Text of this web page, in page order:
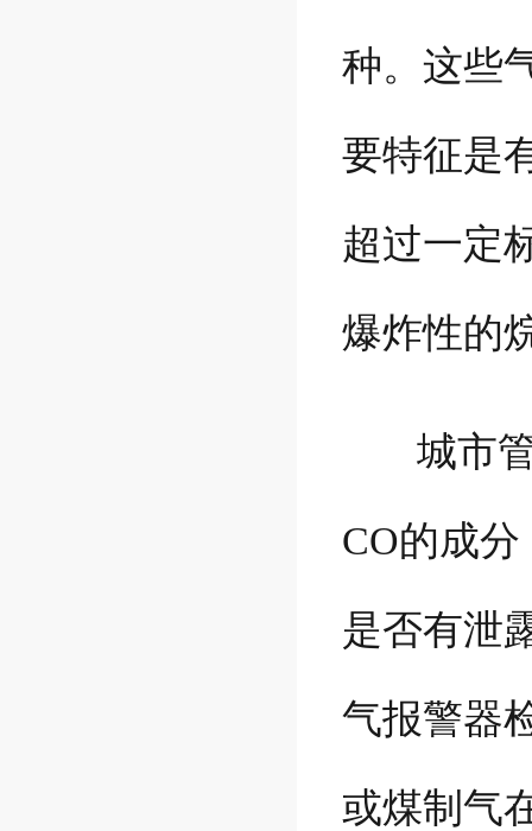
种。这些
要特征是
超过一定
爆炸性的
城市管
CO的成
是否有泄
气报警器
或煤制气